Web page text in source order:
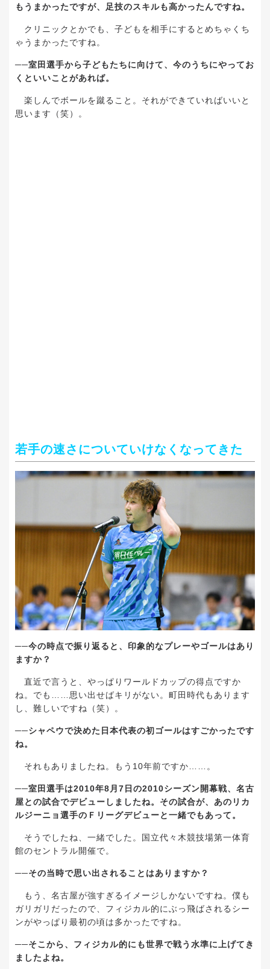
もうまかったですが、足技のスキルも高かったんですね。
クリニックとかでも、子どもを相手にするとめちゃくち
ゃうまかったですね。
──室田選手から子どもたちに向けて、今のうちにやってお
くといいことがあれば。
楽しんでボールを蹴ること。それができていればいいと
思います（笑）。
若手の速さについていけなくなってきた
──今の時点で振り返ると、印象的なプレーやゴールはあり
ますか？
直近で言うと、やっぱりワールドカップの得点ですか
ね。でも ……思い出せばキリがない。町田時代もあります
し、難しいですね（笑）。
──シャペウで決めた日本代表の初ゴールはすごかったです
ね。
それもありましたね。もう 10年前ですか…… 。
──室田選手は2010年8月 7 日の2010シーズン開幕戦、名古
屋との試合でデビューしましたね。その試合が、あのリカ
ルジーニョ選手のＦリーグデビューと一緒でもあって。
そうでしたね、一緒でした。
国立代々木競技場第一体育
館のセントラル開催で。
──その当時で思い出されることはありますか？
もう、名古屋が強すぎるイメージしかないですね。僕も
ガリガリだったので、フィジカル的にぶっ飛ばされるシー
ンがやっぱり最初の頃は多かったですね。
──そこから、フィジカル的にも世界で戦う水準に上げてき
ましたよね。